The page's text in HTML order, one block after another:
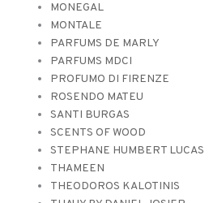
MONEGAL
MONTALE
PARFUMS DE MARLY
PARFUMS MDCI
PROFUMO DI FIRENZE
ROSENDO MATEU
SANTI BURGAS
SCENTS OF WOOD
STEPHANE HUMBERT LUCAS
THAMEEN
THEODOROS KALOTINIS